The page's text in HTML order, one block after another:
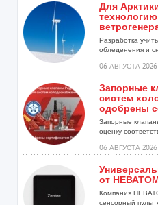
Для
Разработка
обледенения и
06 АВГУСТА 2026
Запорные
систем
одобрены
Запорные
оценку
06 АВГУСТА 2026
от
Компания
сенсорный пульт